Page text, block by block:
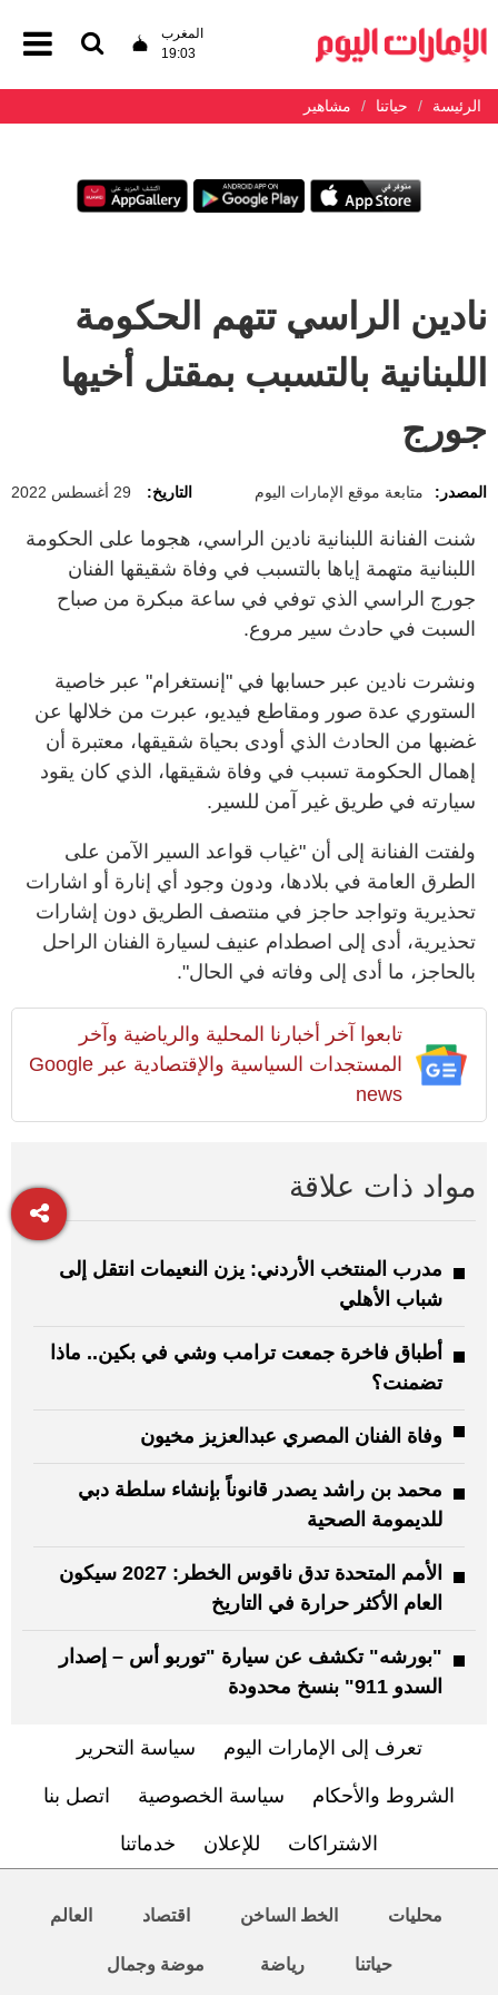
المغرب
19:03
الرئيسة حياتنا مشاهير
نادين الراسي تتهم الحكومة
اللبنانية بالتسبب بمقتل أخيها
جورج
المصدر: متابعة موقع الإمارات اليوم التاريخ: 29 أغسطس 2022
شنت الفنانة اللبنانية نادين الراسي، هجوما على الحكومة
اللبنانية متهمة إياها بالتسبب في وفاة شقيقها الفنان
جورج الراسي الذي توفي في ساعة مبكرة من صباح
السبت في حادث سير مروع.
ونشرت نادين عبر حسابها في "إنستغرام" عبر خاصية
الستوري عدة صور ومقاطع فيديو، عبرت من خلالها عن
غضبها من الحادث الذي أودى بحياة شقيقها، معتبرة أن
إهمال الحكومة تسبب في وفاة شقيقها، الذي كان يقود
سيارته في طريق غير آمن للسير.
ولفتت الفنانة إلى أن "غياب قواعد السير الآمن على
الطرق العامة في بلادها، ودون وجود أي إنارة أو اشارات
تحذيرية وتواجد حاجز في منتصف الطريق دون إشارات
تحذيرية، أدى إلى اصطدام عنيف لسيارة الفنان الراحل
بالحاجز، ما أدى إلى وفاته في الحال".
تابعوا آخر أخبارنا المحلية والرياضية وآخر
المستجدات السياسية والإقتصادية عبر Google
news
مواد ذات علاقة
مدرب المنتخب الأردني: يزن النعيمات انتقل إلى
شباب الأهلي
أطباق فاخرة جمعت ترامب وشي في بكين.. ماذا
تضمنت؟
وفاة الفنان المصري عبدالعزيز مخيون
محمد بن راشد يصدر قانوناً بإنشاء سلطة دبي
للديمومة الصحية
الأمم المتحدة تدق ناقوس الخطر: 2027 سيكون
العام الأكثر حرارة في التاريخ
"بورشه" تكشف عن سيارة "توربو أس – إصدار
السدو 911" بنسخ محدودة
تعرف إلى الإمارات اليوم سياسة التحرير
الشروط والأحكام سياسة الخصوصية اتصل بنا
الاشتراكات للإعلان خدماتنا
محليات الخط الساخن اقتصاد العالم
حياتنا رياضة موضة وجمال